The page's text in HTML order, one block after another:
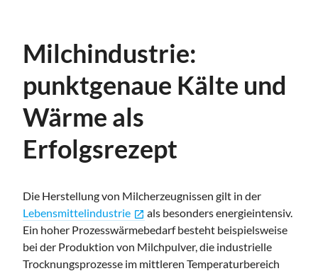
Milchindustrie:
punktgenaue Kälte und
Wärme als
Erfolgsrezept
Die Herstellung von Milcherzeugnissen gilt in der
Lebensmittelindustrie open_in_new als besonders energieintensiv.
Ein hoher Prozesswärmebedarf besteht beispielsweise
bei der Produktion von Milchpulver, die industrielle
Trocknungsprozesse im mittleren Temperaturbereich